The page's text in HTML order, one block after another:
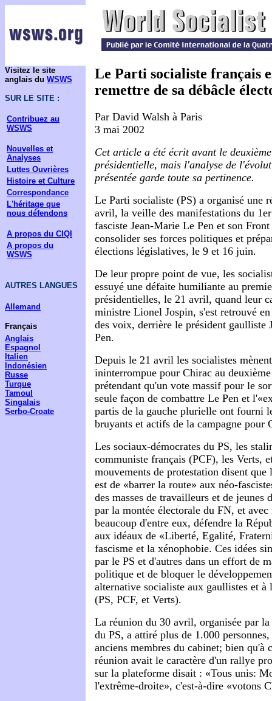
Visitez le site
anglais du WSWS
SUR LE SITE :
Contribuez au
WSWS
Nouvelles et
Analyses
Luttes Ouvrières
Histoire et Culture
Correspondance
L'héritage que
nous défendons
A propos du CIQI
A propos du
WSWS
AUTRES LANGUES
Allemand
Français
Anglais
Espagnol
Italien
Indonésien
Russe
Turque
Tamoul
Singalais
Serbo-Croate
Le Parti socialiste français
remettre de sa débâcle
Par David Walsh à Paris
3 mai 2002
Cet article a été écrit avant le
présidentielle, mais l'analyse de
présentée garde toute sa pertinence.
Le Parti socialiste (PS) a organisé une
avril, la veille des manifestations du
fasciste Jean-Marie Le Pen et son
consolider ses forces politiques et
élections législatives, le 9 et 16 juin.
De leur propre point de vue, les
essuyé une défaite humiliante au
présidentielles, le 21 avril, quand leur
ministre Lionel Jospin, s'est retrouvé
des voix, derrière le président gaulliste
Pen.
Depuis le 21 avril les socialistes
ininterrompue pour Chirac au
prétendant qu'un vote massif pour le
seule façon de combattre Le Pen et
partis de la gauche plurielle ont fourni
bruyants et actifs de la campagne pour
Les sociaux-démocrates du PS, les
communiste français (PCF), les Verts,
mouvements de protestation disent que
est de «barrer la route» aux néo-
des masses de travailleurs et de jeunes
par la montée électorale du FN, et avec
beaucoup d'entre eux, défendre la
aux idéaux de «Liberté, Egalité,
fascisme et la xénophobie. Ces idées
par le PS et d'autres dans un effort de
politique et de bloquer le
alternative socialiste aux gaullistes et à
(PS, PCF, et Verts).
La réunion du 30 avril, organisée par
du PS, a attiré plus de 1.000
anciens membres du cabinet; bien qu'à
réunion avait le caractère d'un rallye
sur la plateforme disait : «Tous unis:
l'extrême-droite», c'est-à-dire «votons